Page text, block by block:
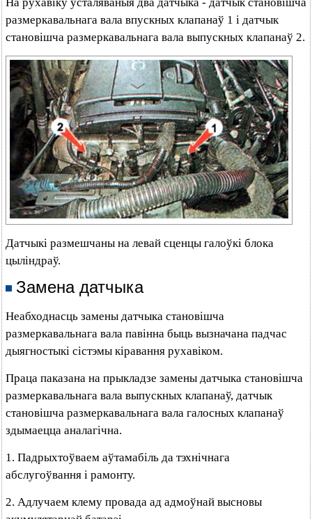
размеркавальнага вала впускных клапанаў 1 і датчык
становішча размеркавальнага вала выпускных клапанаў 2.
Датчыкі размешчаны на левай сценцы галоўкі блока
цыліндраў.
Замена датчыка
Неабходнасць замены датчыка становішча
размеркавальнага вала павінна быць вызначана падчас
дыягностыкі сістэмы кіравання рухавіком.
Праца паказана на прыкладзе замены датчыка становішча
размеркавальнага вала выпускных клапанаў, датчык
становішча размеркавальнага вала галосных клапанаў
здымаецца аналагічна.
1. Падрыхтоўваем аўтамабіль да тэхнічнага
абслугоўвання і рамонту.
2. Адлучаем клему провада ад адмоўнай высновы